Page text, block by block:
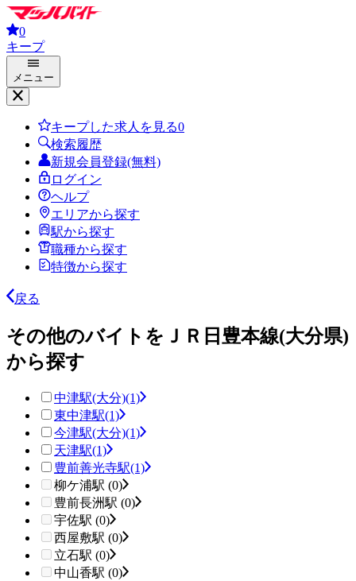
0
キープ
メニュー
キープした求人を見る0
検索履歴
新規会員登録(無料)
ログイン
ヘルプ
エリアから探す
駅から探す
職種から探す
特徴から探す
戻る
その他のバイトをＪＲ日豊本線(大分県)
から探す
中津駅(大分)(1)
東中津駅(1)
今津駅(大分)(1)
天津駅(1)
豊前善光寺駅(1)
柳ケ浦駅 (0)
豊前長洲駅 (0)
宇佐駅 (0)
西屋敷駅 (0)
立石駅 (0)
中山香駅 (0)